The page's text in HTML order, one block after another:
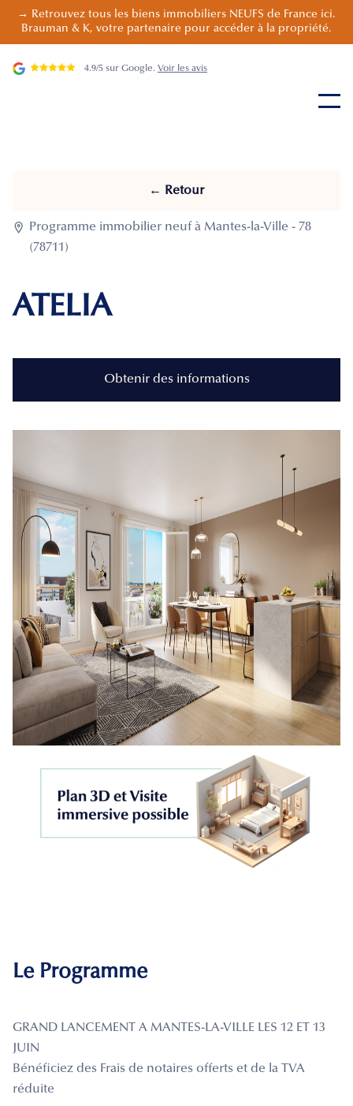
→ Retrouvez tous les biens immobiliers NEUFS de France ici.
Brauman & K, votre partenaire pour accéder à la propriété.
4.9/5 sur Google. Voir les avis
← Retour

Programme immobilier neuf à Mantes-la-Ville - 78
(78711)
ATELIA
Obtenir des informations
Le Programme
GRAND LANCEMENT A MANTES-LA-VILLE LES 12 ET 13
JUIN
Bénéficiez des Frais de notaires offerts et de la TVA
réduite